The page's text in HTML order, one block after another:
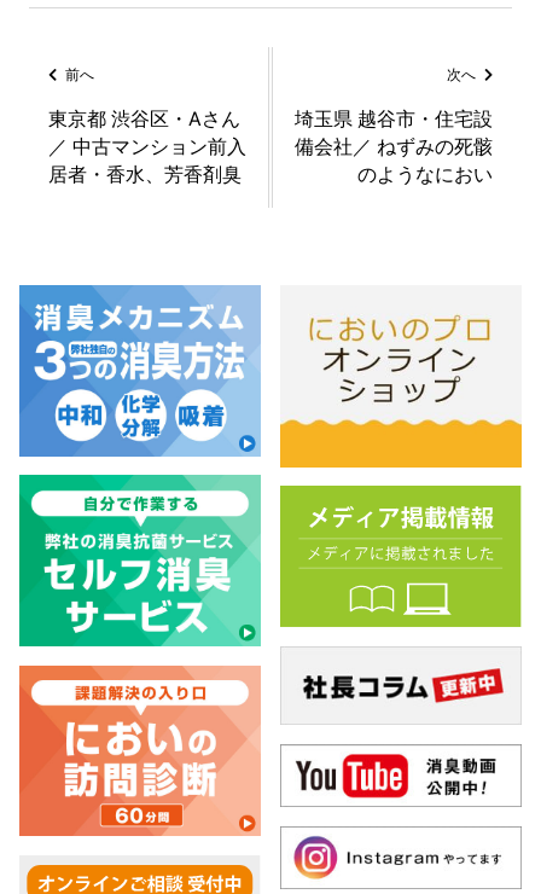
前へ
東京都 渋谷区・Aさん
／ 中古マンション前入
居者・香水、芳香剤臭
次へ
埼玉県 越谷市・住宅設
備会社／ ねずみの死骸
のようなにおい